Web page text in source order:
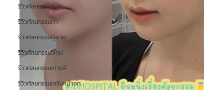
รีวิวศัลยกรรมจมูก
รีวิวศัลยกรรมตา
รีวิวศัลยกรรมผู้ชาย
รีวิวศัลยกรรมวีไลน์
รีวิวศัลยกรรมเกาหลี
รีวิวศัลยกรรมเสริมหน้าอก